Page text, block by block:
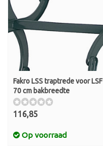
Fakro LSS traptrede voor LSF
70 cm bakbreedte
116,85
Op voorraad